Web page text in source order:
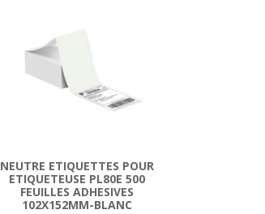
NEUTRE ETIQUETTES POUR
ETIQUETEUSE PL80E 500
FEUILLES ADHESIVES
102X152MM-BLANC